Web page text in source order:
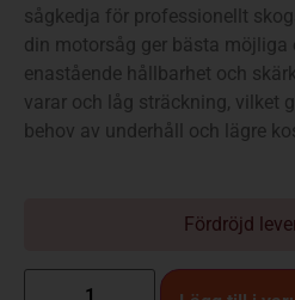
sågkedja för professionellt
din motorsåg ger bästa möjliga
enastående hållbarhet och
varar och låg sträckning, vilket
behov av underhåll och lägre
Fördröjd